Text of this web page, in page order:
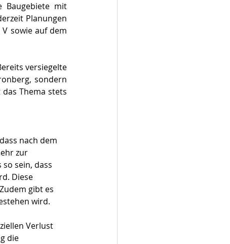
Baugebiete mit
Planungen
sowie auf dem
versiegelte
sondern
Thema stets
nach dem
zur
sein, dass
Diese
gibt es
wird.
Verlust
die